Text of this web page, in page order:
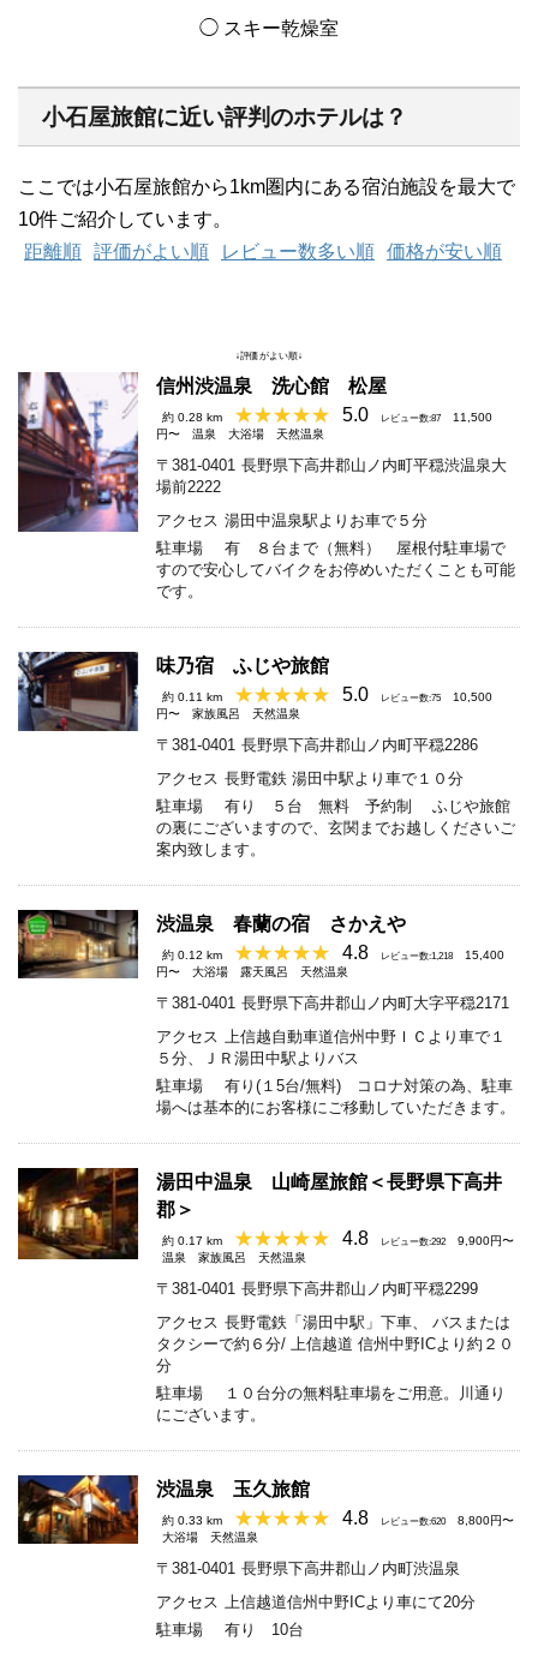
◯ スキー乾燥室
小石屋旅館に近い評判のホテルは？
ここでは小石屋旅館から1km圏内にある宿泊施設を最大で
10件ご紹介しています。
距離順
評価がよい順 レビュー数多い順 価格が安い順
↓評価がよい順↓
信州渋温泉 洗心館 松屋
約 0.28 km 5.0 レビュー数:87
11,500
円〜
温泉 大浴場 天然温泉
〒381-0401 長野県下高井郡山ノ内町平穏渋温泉大
場前2222
アクセス 湯田中温泉駅よりお車で５分
駐車場
有 ８台まで（無料） 屋根付駐車場で
すので安心してバイクをお停めいただくことも可能
です。
味乃宿 ふじや旅館
約 0.11 km 5.0 レビュー数:75
10,500
円〜
家族風呂 天然温泉
〒381-0401 長野県下高井郡山ノ内町平穏2286
アクセス 長野電鉄 湯田中駅より車で１０分
駐車場
有り ５台 無料 予約制 ふじや旅館
の裏にございますので、玄関までお越しくださいご
案内致します。
渋温泉 春蘭の宿 さかえや
約 0.12 km 4.8 レビュー数:1,218
15,400
円〜
大浴場 露天風呂 天然温泉
〒381-0401 長野県下高井郡山ノ内町大字平穏2171
アクセス 上信越自動車道信州中野ＩＣより車で１
５分、ＪＲ湯田中駅よりバス
駐車場
有り(１5台/無料) コロナ対策の為、駐車
場へは基本的にお客様にご移動していただきます。
湯田中温泉 山崎屋旅館＜長野県下高井
郡＞
約 0.17 km 4.8 レビュー数:292
9,900円〜
温泉
家族風呂 天然温泉
〒381-0401 長野県下高井郡山ノ内町平穏2299
アクセス 長野電鉄「湯田中駅」下車、 バスまたは
タクシーで約６分/ 上信越道 信州中野ICより約２０
分
駐車場
１０台分の無料駐車場をご用意。川通り
にございます。
渋温泉 玉久旅館
約 0.33 km 4.8 レビュー数:620
8,800円〜
大浴場
天然温泉
〒381-0401 長野県下高井郡山ノ内町渋温泉
アクセス 上信越道信州中野ICより車にて20分
駐車場
有り 10台